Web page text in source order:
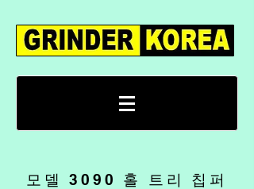
모델 3090 홀 트리 칩퍼